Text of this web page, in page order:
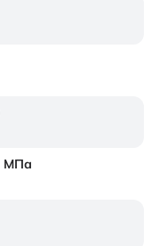
МПа